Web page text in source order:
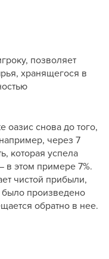
позволяет
хранящегося в
оазис снова до того,
через 7
которая успела
в этом примере 7%.
чистой прибыли,
произведено
обратно в нее.